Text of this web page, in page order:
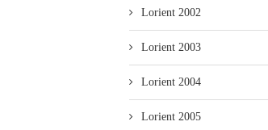
Lorient 2002
Lorient 2003
Lorient 2004
Lorient 2005